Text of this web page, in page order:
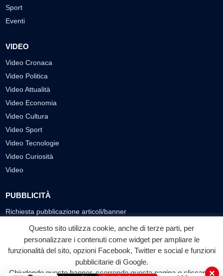
Sport
Eventi
VIDEO
Video Cronaca
Video Politica
Video Attualità
Video Economia
Video Cultura
Video Sport
Video Tecnologie
Video Curiosità
Video
PUBBLICITÀ
Richiesta pubblicazione articoli/banner
SEGUICI SUI SOCIAL
f
Facebook
◎ ▶
YouTube
Questo sito utilizza cookie, anche di terze parti, per
personalizzare i contenuti come widget per ampliare le
funzionalità del sito, opzioni Facebook, Twitter e social e funzioni
pubblicitarie di Google.
Chiudendo questo banner, scorrendo questa pagina o cliccando
×